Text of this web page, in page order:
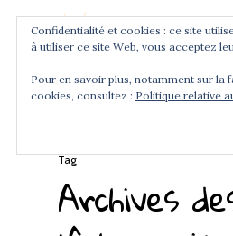
Hit enter to search or
Tag
Archives
Confidentialité et cookies : ce site
à utiliser ce site Web, vous acceptez
Pour en savoir plus, notamment sur la
cookies, consultez : Politique relative